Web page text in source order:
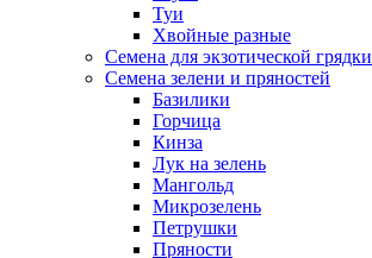
Туи
Хвойные разные
Семена для экзотической грядки
Семена зелени и пряностей
Базилики
Горчица
Кинза
Лук на зелень
Мангольд
Микрозелень
Петрушки
Пряности